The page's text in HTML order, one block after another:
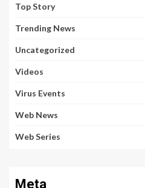
Top Story
Trending News
Uncategorized
Videos
Virus Events
Web News
Web Series
Meta